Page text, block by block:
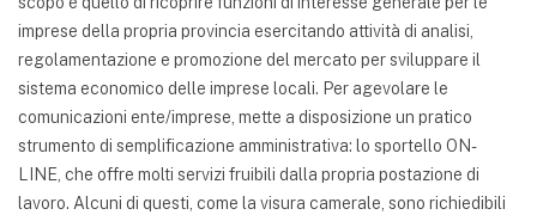
imprese della propria provincia esercitando attività di analisi,
regolamentazione e promozione del mercato per sviluppare il
sistema economico delle imprese locali. Per agevolare le
comunicazioni ente/imprese, mette a disposizione un pratico
strumento di semplificazione amministrativa: lo sportello ON-
LINE, che offre molti servizi fruibili dalla propria postazione di
lavoro. Alcuni di questi, come la visura camerale, sono richiedibili